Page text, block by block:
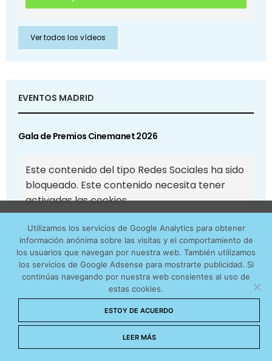
Ver todos los vídeos
EVENTOS MADRID
Gala de Premios Cinemanet 2026
Este contenido del tipo Redes Sociales ha sido
bloqueado. Este contenido necesita tener
activadas las cookies.
Aceptar cookies
Aceptar cookies de Redes Sociales
Ver todos los vídeos
Utilizamos los servicios de Google Analytics para obtener
información anónima sobre las visitas y el comportamiento de
los usuarios que navegan por nuestra web. También utilizamos
los servicios de Google Adsense para mostrarte publicidad. Si
continúas navegando por nuestra web consientes al uso de
estas cookies.
ESTOY DE ACUERDO
LEER MÁS
tráfico web que recibimos y conocer los servicios que
más os interesan. Puede cambiar las preferencias y
obtener más información sobre las cookies que
utilizamos en nuestra Política de cookies
Aceptar cookies
No permitir cookies